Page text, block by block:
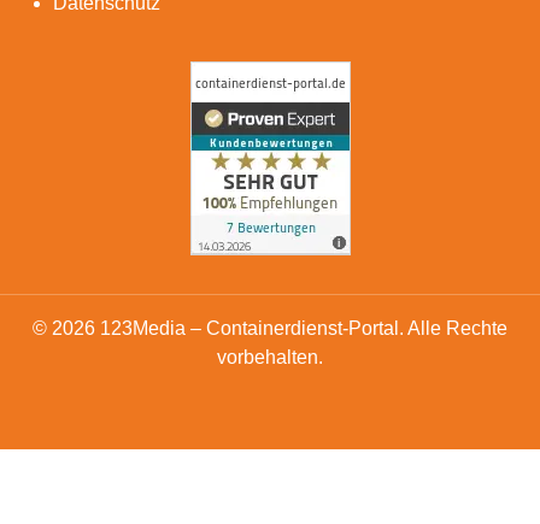
© 2026 123Media – Containerdienst-Portal. Alle Rechte
vorbehalten.